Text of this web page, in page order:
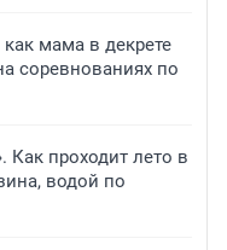
мама в декрете
соревнованиях по
Как проходит лето в
водой по